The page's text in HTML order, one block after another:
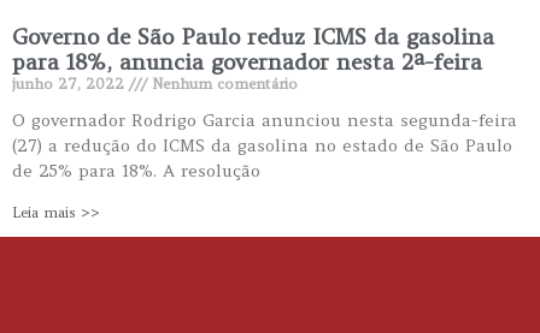
Governo de São Paulo reduz ICMS da gasolina
para 18%, anuncia governador nesta 2ª-feira
junho 27, 2022 Nenhum comentário
O governador Rodrigo Garcia anunciou nesta segunda-feira
(27) a redução do ICMS da gasolina no estado de São Paulo
de 25% para 18%. A resolução
Leia mais >>